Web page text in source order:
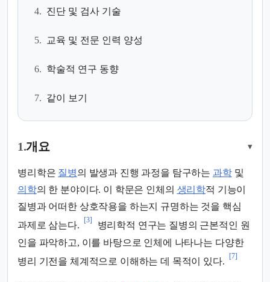
4. 진단 및 검사 기술
5. 교육 및 전문 인력 양성
6. 학술적 연구 동향
7. 같이 보기
1.개요 ▾
병리학은 질병의 발생과 진행 과정을 탐구하는 과학및
의학의 한 분야이다. 이 학문은 인체의 생리학적 기능이
질병과 어떠한 상호작용을 하는지 규명하는 것을 핵심
과제로 삼는다.
[3]
병리학적 연구는 질병의 근본적인 원
인을 파악하고, 이를 바탕으로 인체에 나타나는 다양한
병리 기전을 체계적으로 이해하는 데 목적이 있다.
[7]